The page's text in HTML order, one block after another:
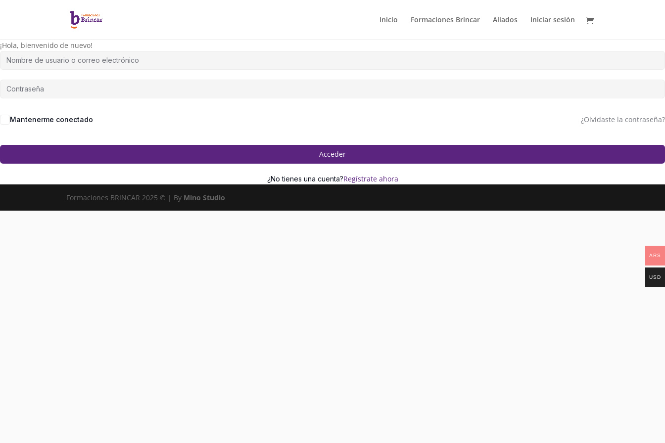
Inicio Formaciones Brincar Aliados Iniciar sesión
¡Hola, bienvenido de nuevo!
Mantenerme conectado ¿Olvidaste la contraseña?
Acceder
¿No tienes una cuenta?Regístrate ahora
Formaciones BRINCAR 2025 © | By Mino Studio
ARS
USD